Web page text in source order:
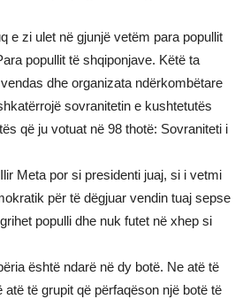
e zi ulet në gjunjë vetëm para popullit
popullit të shqiponjave. Këtë ta
dhe organizata ndërkombëtare
sovranitetin e kushtetutës
që ju votuat në 98 thotë: Sovraniteti i
Meta por si presidenti juaj, si i vetmi
për të dëgjuar vendin tuaj sepse
populli dhe nuk futet në xhep si
është ndarë në dy botë. Ne atë të
atë të grupit që përfaqëson një botë të